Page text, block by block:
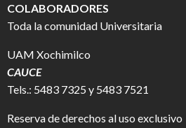
COLABORADORES
Toda la comunidad Universitaria
UAM Xochimilco
CAUCE
Tels.: 5483 7325 y 5483 7521
Reserva de derechos al uso exclusivo